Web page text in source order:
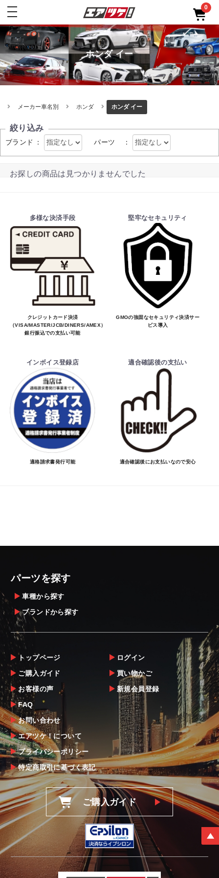
toggle
0
ホンダ イー
メーカー車名別 ホンダ ホンダ イー
絞り込み
ブランド ： パーツ ：
お探しの商品は見つかりませんでした
多様な決済手段
クレジットカード決済
（VISA/MASTER/JCB/DINERS/AMEX）、
銀行振込での支払い可能
堅牢なセキュリティ
GMOの強固なセキュリティ決済サー
ビス導入
インボイス登録店
適格請求書発行可能
適合確認後の支払い
適合確認後にお支払いなので安心
パーツを探す
車種から探す
ブランドから探す
トップページ
ご購入ガイド
お客様の声
FAQ
お問い合わせ
エアツケ！について
プライバシーポリシー
特定商取引に基づく表記
ログイン
買い物かご
新規会員登録
ご購入ガイド